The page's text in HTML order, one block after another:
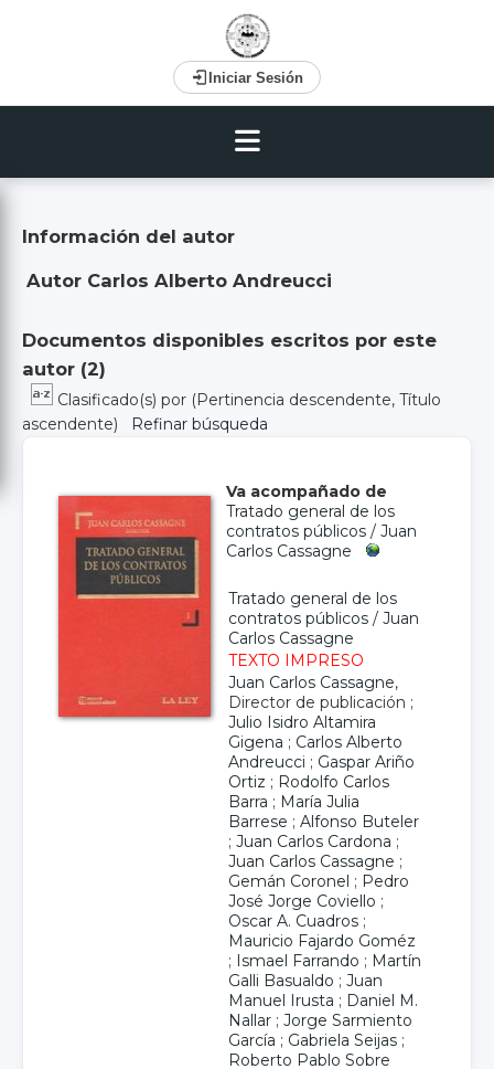
Iniciar Sesión
Información del autor
Autor Carlos Alberto Andreucci
Documentos disponibles escritos por este
autor (2)
Clasificado(s) por (Pertinencia descendente, Título
ascendente)
Refinar búsqueda
Va acompañado de
Tratado general de los
contratos públicos / Juan
Carlos Cassagne
Tratado general de los
contratos públicos / Juan
Carlos Cassagne
TEXTO IMPRESO
Juan Carlos Cassagne,
Director de publicación ;
Julio Isidro Altamira
Gigena ; Carlos Alberto
Andreucci ; Gaspar Ariño
Ortiz ; Rodolfo Carlos
Barra ; María Julia
Barrese ; Alfonso Buteler
; Juan Carlos Cardona ;
Juan Carlos Cassagne ;
Gemán Coronel ; Pedro
José Jorge Coviello ;
Oscar A. Cuadros ;
Mauricio Fajardo Goméz
; Ismael Farrando ; Martín
Galli Basualdo ; Juan
Manuel Irusta ; Daniel M.
Nallar ; Jorge Sarmiento
García ; Gabriela Seijas ;
Roberto Pablo Sobre